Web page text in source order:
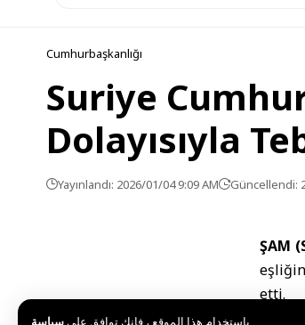
باستخدام هذا الموقع ، فإنك توافق علىسياسة
Cumhurbaşkanlığı
Suriye
Dolayısıyla
Yayınlandı: 2026/01/04 9:09 AM Güncellendi:
ŞAM
etti.